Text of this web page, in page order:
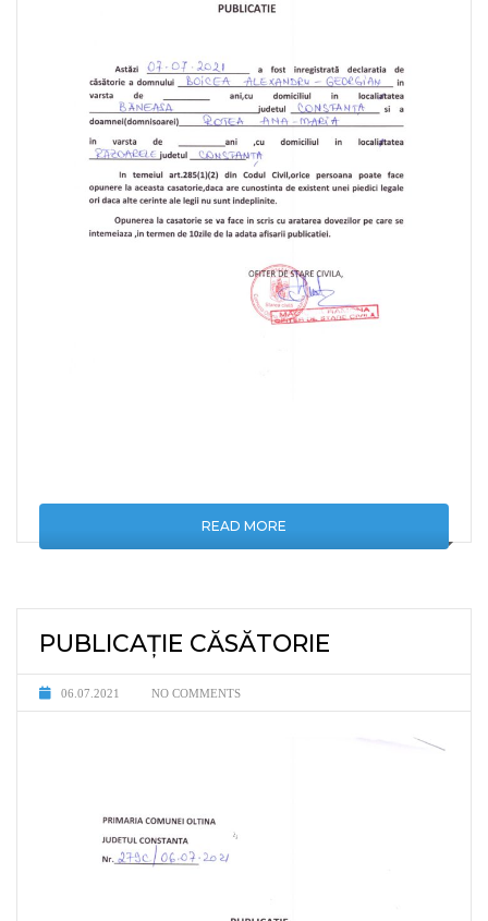
READ MORE
PUBLICAȚIE CĂSĂTORIE
06.07.2021 NO COMMENTS